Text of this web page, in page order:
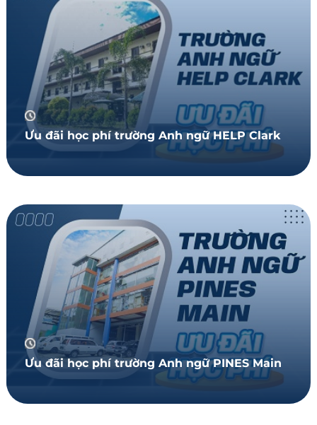
Ưu đãi học phí trường Anh ngữ HELP Clark
Ưu đãi học phí trường Anh ngữ PINES Main